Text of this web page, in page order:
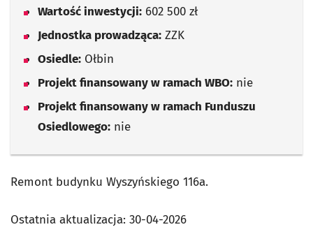
Wartość inwestycji: 602 500 zł
Jednostka prowadząca: ZZK
Osiedle: Ołbin
Projekt finansowany w ramach WBO: nie
Projekt finansowany w ramach Funduszu
Osiedlowego: nie
Remont budynku Wyszyńskiego 116a.
Ostatnia aktualizacja: 30-04-2026